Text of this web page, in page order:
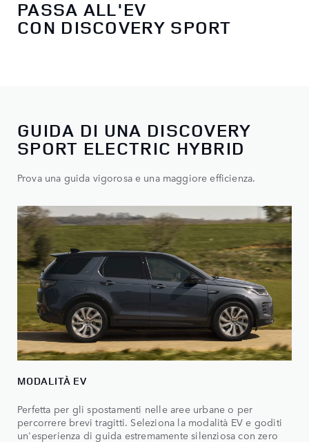
PASSA ALL'EV
CON DISCOVERY SPORT
GUIDA DI UNA DISCOVERY
SPORT ELECTRIC HYBRID
Prova una guida vigorosa e una maggiore efficienza.​
MODALITÀ EV
Perfetta per gli spostamenti nelle aree urbane o per
percorrere brevi tragitti. Seleziona la modalità EV e goditi
un'esperienza di guida estremamente silenziosa con zero